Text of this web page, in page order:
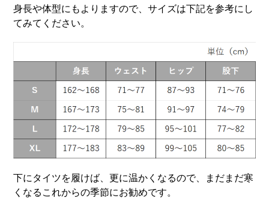
身長や体型にもよりますので、サイズは下記を参考にし
てみてください。
下にタイツを履けば、更に温かくなるので、まだまだ寒
くなるこれからの季節にお勧めです。